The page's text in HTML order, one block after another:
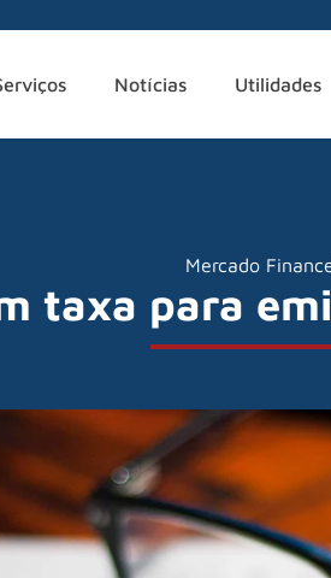
Notícias Utilidades
Mercado
taxa para